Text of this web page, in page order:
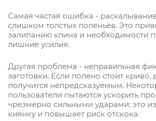
Самая частая ошибка -
слишком толстых поленьев. Это
залипанию клина и необходимости
лишние усилия.
Другая проблема - неправильная
заготовки. Если полено стоит криво,
получится непредсказуемым.
пользователи пытаются ускорить
чрезмерно сильными ударами: это
киянку и повышает риск отскока.